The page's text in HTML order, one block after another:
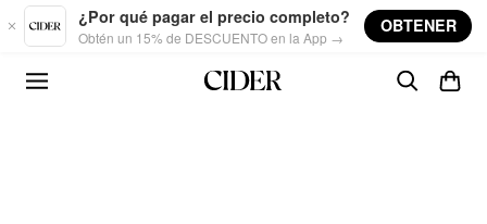
Skip to main content
¿Por qué pagar el precio completo?
Obtén un 15% de DESCUENTO en la App →
OBTENER